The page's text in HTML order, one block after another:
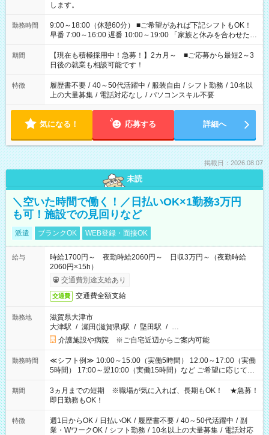
します。
勤務時間
9:00～18:00（休憩60分） ■ご希望があれば下記シフトもOK！
早番 7:00～16:00 遅番 10:00～19:00 「家族と休みを合わせた
い」 「余裕を持って夕飯の準備がしたい」 「できれば残業はし
たくない」 など、ご希望を教えてくださいね。 ※Wワーク希望
の方へ 今ご覧のお仕事で希望する勤務時間と、もう1つのお仕事
の勤務時間。 合計で週40時間を超える場合は応募できません。
期間
【現在も積極採用中！急募！】2カ月～ ■ご応募から最短2～3
日後の就業も相談可能です！
特徴 履歴書不要 / 40～50代活躍中 / 服装自由 / シフト勤務 / 10名以
上の大量募集 / 電話対応なし / パソコンスキル不要
気になる！ 応募する 詳細へ
掲載日：2026.08.07
未読
＼空いた時間で働く！／日払いOK×1勤務3万円
も可！施設での見回りなど
派遣 ブランクOK WEB登録・面接OK
給与
時給1700円～ 夜勤時給2060円～ 日収3万円～（夜勤時給
2060円×15h）
交通費別途支給あり
交通費 交通費全額支給
勤務地
滋賀県大津市
大津駅 / 瀬田(滋賀県)駅 / 堅田駅 / …
介護施設や病院 ※ご自宅近辺からご案内可能
勤務時間
≪シフト例≫ 10:00～15:00（実働5時間） 12:00～17:00（実働
5時間） 17:00～翌10:00（実働15時間）など ご希望に応じて、
働く時間は調整できます！ お気軽に担当へ相談ください！
期間
3ヵ月までの短期 ※職場が気に入れば、長期もOK！ ★急募！
即日勤務もOK！
特徴 週1日からOK / 日払いOK / 履歴書不要 / 40～50代活躍中 / 副
業・WワークOK / シフト勤務 / 10名以上の大量募集 / 電話対応